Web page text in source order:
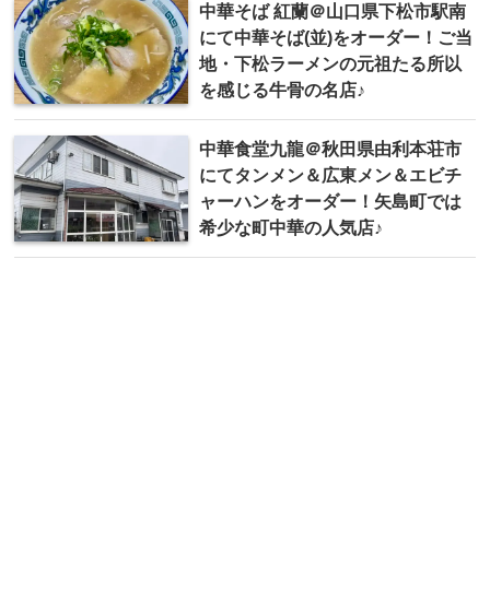
中華そば 紅蘭＠山口県下松市駅南
にて中華そば(並)をオーダー！ご当
地・下松ラーメンの元祖たる所以
を感じる牛骨の名店♪
中華食堂九龍＠秋田県由利本荘市
にてタンメン＆広東メン＆エビチ
ャーハンをオーダー！矢島町では
希少な町中華の人気店♪